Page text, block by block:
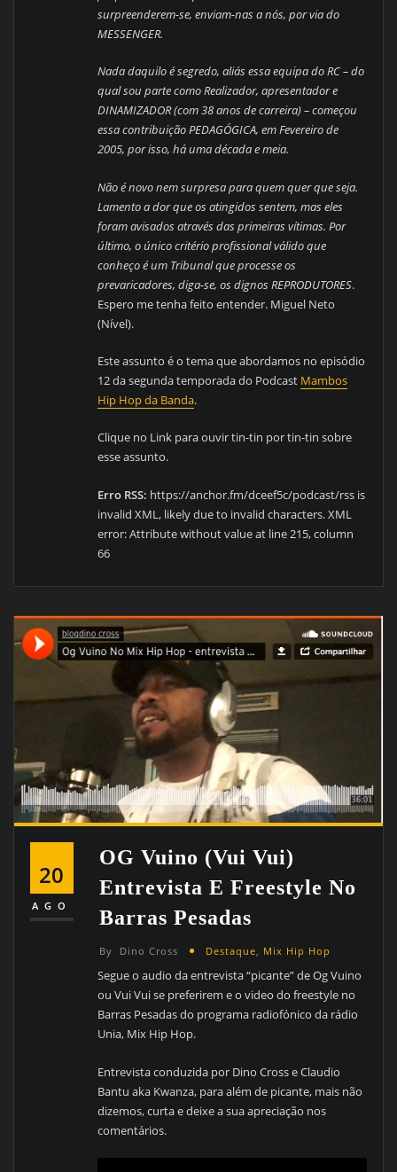
surpreenderem-se, enviam-nas a nós, por via do
MESSENGER.
Nada daquilo é segredo, aliás essa equipa do RC – do
qual sou parte como Realizador, apresentador e
DINAMIZADOR (com 38 anos de carreira) – começou
essa contribuição PEDAGÓGICA, em Fevereiro de
2005, por isso, há uma década e meia.
Não é novo nem surpresa para quem quer que seja.
Lamento a dor que os atingidos sentem, mas eles
foram avisados através das primeiras vítimas. Por
último, o único critério profissional válido que
conheço é um Tribunal que processe os
prevaricadores, diga-se, os dignos REPRODUTORES.
Espero me tenha feito entender. Miguel Neto
(Nível).
Este assunto é o tema que abordamos no episódio
12 da segunda temporada do Podcast Mambos
Hip Hop da Banda.
Clique no Link para ouvir tin-tin por tin-tin sobre
esse assunto.
Erro RSS: https://anchor.fm/dceef5c/podcast/rss is
invalid XML, likely due to invalid characters. XML
error: Attribute without value at line 215, column
66
20
AGO
OG Vuino (Vui Vui)
Entrevista E Freestyle No
Barras Pesadas
By Dino Cross Destaque Mix Hip Hop
Segue o audio da entrevista “picante” de Og Vuino
ou Vui Vui se preferirem e o video do freestyle no
Barras Pesadas do programa radiofónico da rádio
Unia, Mix Hip Hop.
Entrevista conduzida por Dino Cross e Claudio
Bantu aka Kwanza, para além de picante, mais não
dizemos, curta e deixe a sua apreciação nos
comentários.